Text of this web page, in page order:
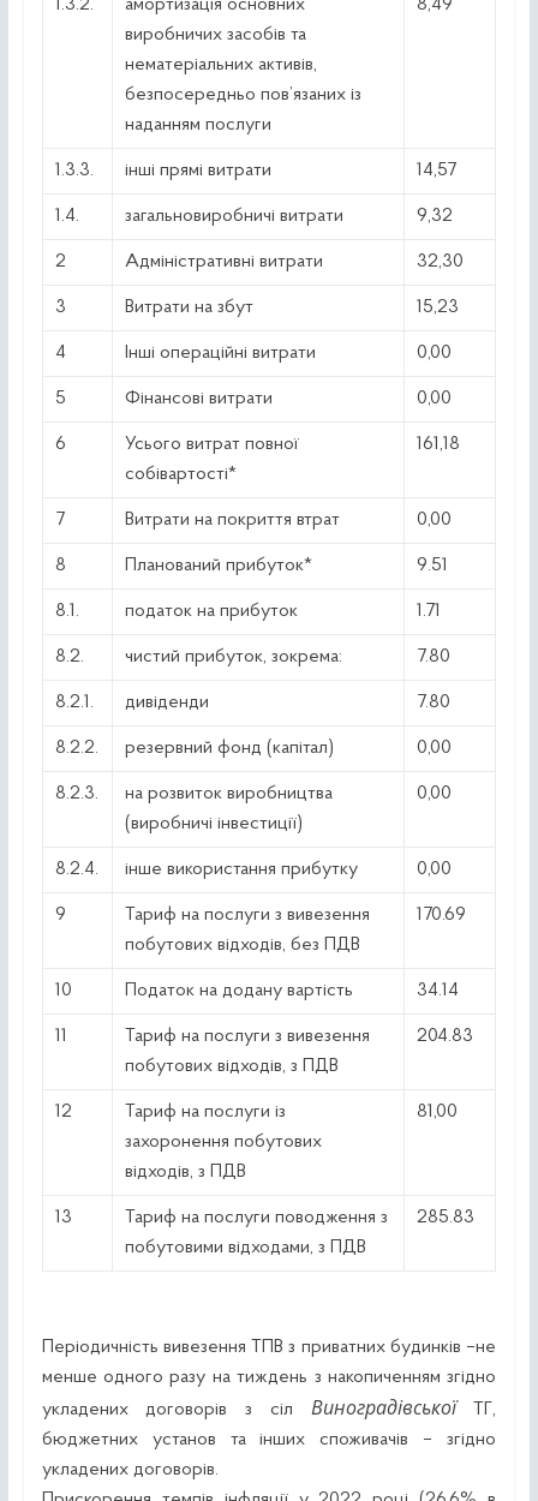
1.3.2.
амортизація основних
виробничих засобів та
нематеріальних активів,
безпосередньо пов’язаних із
наданням послуги
8,49
1.3.3. інші прямі витрати 14,57
1.4. загальновиробничі витрати 9,32
2 Адміністративні витрати 32,30
3 Витрати на збут 15,23
4 Інші операційні витрати 0,00
5 Фінансові витрати 0,00
6
Усього витрат повної
собівартості*
161,18
7 Витрати на покриття втрат 0,00
8 Планований прибуток* 9.51
8.1. податок на прибуток 1.71
8.2. чистий прибуток, зокрема: 7.80
8.2.1. дивіденди 7.80
8.2.2. резервний фонд (капітал) 0,00
8.2.3.
на розвиток виробництва
(виробничі інвестиції)
0,00
8.2.4. інше використання прибутку 0,00
9
Тариф на послуги з вивезення
побутових відходів, без ПДВ
170.69
10 Податок на додану вартість 34.14
11
Тариф на послуги з вивезення
побутових відходів, з ПДВ
204.83
12
Тариф на послуги із
захоронення побутових
відходів, з ПДВ
81,00
13
Тариф на послуги поводження з
побутовими відходами, з ПДВ
285.83
Періодичність вивезення ТПВ з приватних будинків –не
менше одного разу на тиждень з накопиченням згідно
укладених договорів з сіл Виноградівської ТГ,
бюджетних установ та інших споживачів – згідно
укладених договорів.